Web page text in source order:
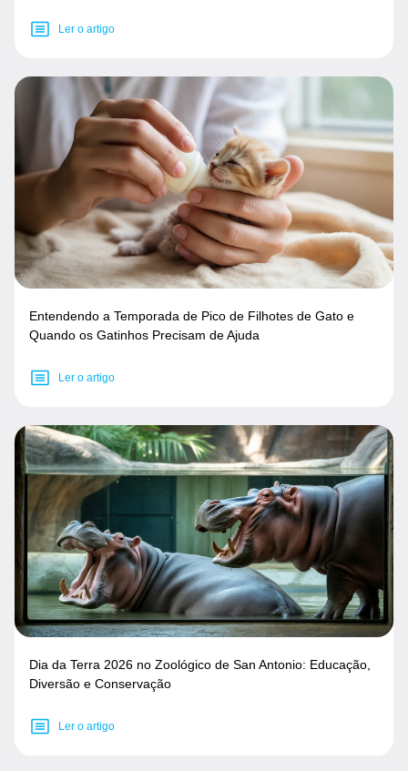
Ler o artigo
Entendendo a Temporada de Pico de Filhotes de Gato e
Quando os Gatinhos Precisam de Ajuda
Ler o artigo
Dia da Terra 2026 no Zoológico de San Antonio: Educação,
Diversão e Conservação
Ler o artigo